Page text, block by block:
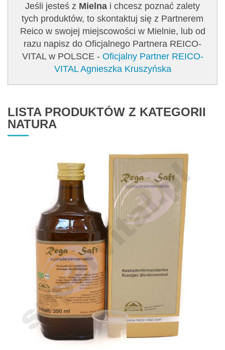
Jeśli jesteś z Mielna i chcesz poznać zalety
tych produktów, to skontaktuj się z Partnerem
Reico w swojej miejscowości w Mielnie, lub od
razu napisz do Oficjalnego Partnera REICO-
VITAL w POLSCE - Oficjalny Partner REICO-
VITAL Agnieszka Kruszyńska
LISTA PRODUKTÓW Z KATEGORII
NATURA